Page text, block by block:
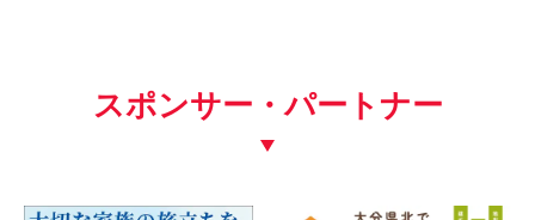
スポンサー・パートナー